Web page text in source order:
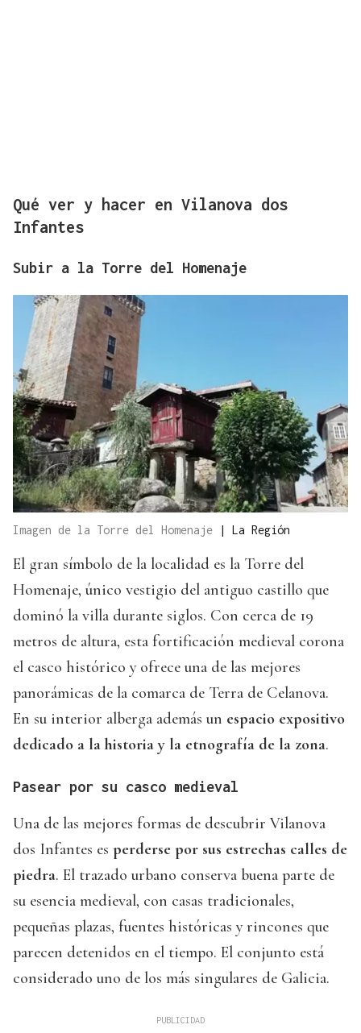
Qué ver y hacer en Vilanova dos
Infantes
Subir a la Torre del Homenaje
Imagen de la Torre del Homenaje | La Región
El gran símbolo de la localidad es la Torre del
Homenaje, único vestigio del antiguo castillo que
dominó la villa durante siglos. Con cerca de 19
metros de altura, esta fortificación medieval corona
el casco histórico y ofrece una de las mejores
panorámicas de la comarca de Terra de Celanova.
En su interior alberga además un espacio expositivo
dedicado a la historia y la etnografía de la zona.
Pasear por su casco medieval
Una de las mejores formas de descubrir Vilanova
dos Infantes es perderse por sus estrechas calles de
piedra. El trazado urbano conserva buena parte de
su esencia medieval, con casas tradicionales,
pequeñas plazas, fuentes históricas y rincones que
parecen detenidos en el tiempo. El conjunto está
considerado uno de los más singulares de Galicia.